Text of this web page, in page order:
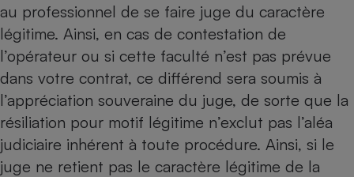
au professionnel de se faire juge du caractère
légitime. Ainsi, en cas de contestation de
l’opérateur ou si cette faculté n’est pas prévue
dans votre contrat, ce différend sera soumis à
l’appréciation souveraine du juge, de sorte que la
résiliation pour motif légitime n’exclut pas l’aléa
judiciaire inhérent à toute procédure. Ainsi, si le
juge ne retient pas le caractère légitime de la